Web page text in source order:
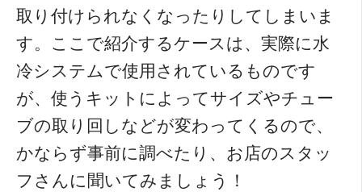
取り付けられなくなったりしてしまいま
す。ここで紹介するケースは、実際に水
冷システムで使用されているものです
が、使うキットによってサイズやチュー
ブの取り回しなどが変わってくるので、
かならず事前に調べたり、お店のスタッ
フさんに聞いてみましょう！